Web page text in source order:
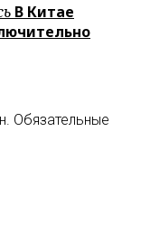
В Китае
Обязательные